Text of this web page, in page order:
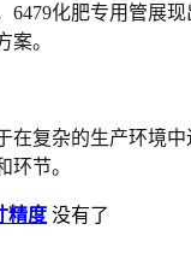
6479化肥专用管展
案。
在复杂的生产环境
环节。
精度 没有了